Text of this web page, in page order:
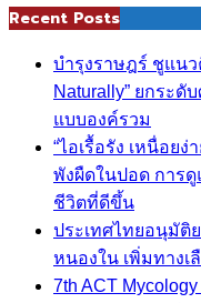
Recent Posts
บำรุงราษฎร์ ชูแนว
Naturally” ยกระ
แบบองค์รวม
“ไอเรื้อรัง เหนื่อย
พังผืดในปอด การ
ชีวิตที่ดีขึ้น
ประเทศไทยอนุมัติ
หนองใน เพิ่มทาง
7th ACT